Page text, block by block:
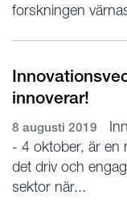
forskningen
innoverar!
8 augusti 2019
- 4 oktober, är en
det driv och
sektor när...